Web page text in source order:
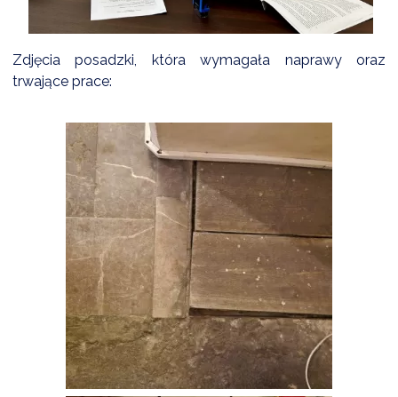
Zdjęcia posadzki, która wymagała naprawy oraz
trwające prace: